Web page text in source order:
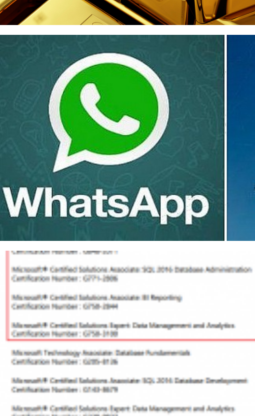
Como eu consegui 1 MILHÃO
16 de agosto de 2019 12 min de leitura
Como utilizar Whatsapp e
evitar invasões ou vazamentos
28 de julho de 2019 13 min de leitura